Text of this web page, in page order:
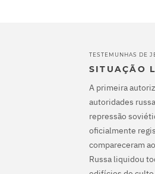
TESTEMUNHAS DE
SITUAÇÃO
A primeira
autoridades
repressão
oficialmente
compareceram
Russa liquidou